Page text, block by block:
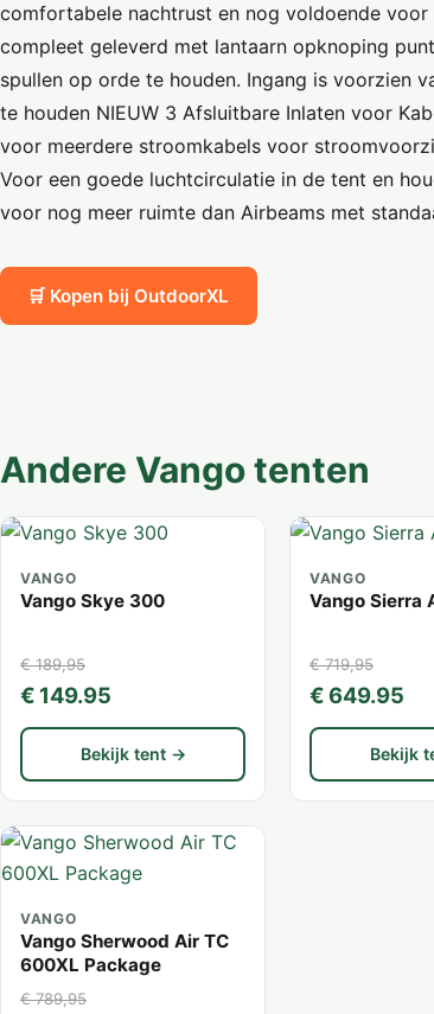
comfortabele nachtrust en nog voldoende
compleet geleverd met lantaarn opknoping
spullen op orde te houden. Ingang is voorzien
te houden NIEUW 3 Afsluitbare Inlaten voor
voor meerdere stroomkabels voor
Voor een goede luchtcirculatie in de tent en
voor nog meer ruimte dan Airbeams met
🛒 Kopen bij OutdoorXL
Andere Vango tenten
VANGO
Vango Skye 300
€ 189,95
€ 149.95
Bekijk tent →
VANGO
Vango Sierra
€ 719,95
€ 649.95
Bekijk
VANGO
Vango Sherwood Air TC
600XL Package
€ 789,95